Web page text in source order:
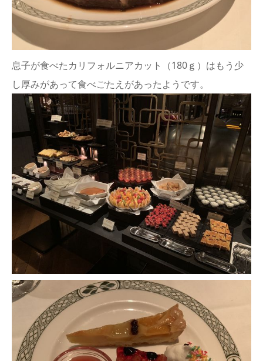
息子が食べたカリフォルニアカット（180ｇ）はもう少
し厚みがあって食べごたえがあったようです。